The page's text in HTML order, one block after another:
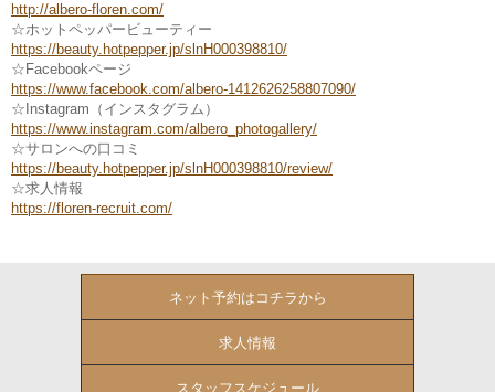
http://albero-floren.com/
☆ホットペッパービューティー
https://beauty.hotpepper.jp/slnH000398810/
☆Facebookページ
https://www.facebook.com/albero-1412626258807090/
☆Instagram（インスタグラム）
https://www.instagram.com/albero_photogallery/
☆サロンへの口コミ
https://beauty.hotpepper.jp/slnH000398810/review/
☆求人情報
https://floren-recruit.com/
ネット予約はコチラから
求人情報
スタッフスケジュール